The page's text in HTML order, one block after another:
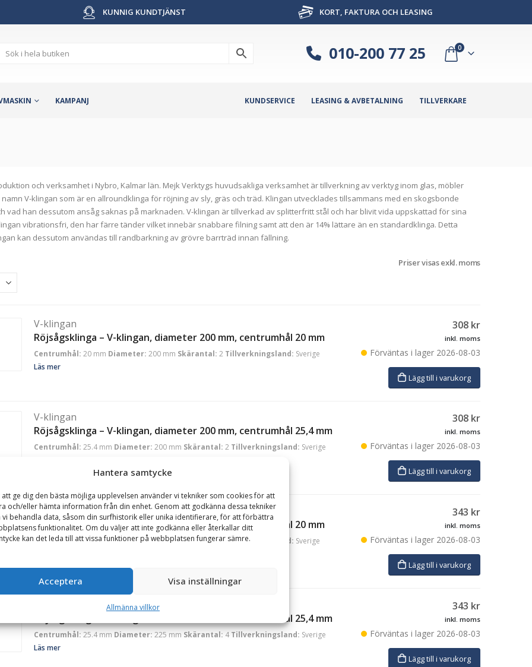
Hantera samtycke
att ge dig den bästa möjliga upplevelsen använder vi tekniker som cookies för att
och/eller hämta information från din enhet. Genom att godkänna dessa tekniker
vi behandla data, såsom din surfhistorik eller unika identifierare, för att förbättra
funktionalitet. Om du väljer att inte godkänna eller återkallar ditt
kan det leda till att vissa funktioner på webbplatsen fungerar sämre.
Acceptera Visa inställningar
Allmänna villkor
KUNNIG KUNDTJÄNST KORT, FAKTURA OCH LEASING
010-200 77 25 0
KAMPANJ KUNDSERVICE LEASING & AVBETALNING TILLVERKARE
och verksamhet i Nybro, Kalmar län. Mejk Verktygs huvudsakliga verksamhet är tillverkning av verktyg inom glas, möbler
V-klingan som är en allroundklinga för röjning av sly, gräs och träd. Klingan utvecklades tillsammans med en skogsbonde
vad han dessutom ansåg saknas på marknaden. V-klingan är tillverkad av splitterfritt stål och har blivit vida uppskattad för sina
vibrationsfri, den har färre tänder vilket innebär snabbare filning samt att den är 14% lättare än en standardklinga. Detta
kan dessutom användas till randbarkning av grövre barrträd innan fällning.
Priser visas exkl. moms
V-klingan
Röjsågsklinga – V-klingan, diameter 200 mm, centrumhål 20 mm
Centrumhål: 20 mm Diameter: 200 mm Skärantal: 2 Tillverkningsland: Sverige
Läs mer
308 kr
inkl. moms
Förväntas i lager 2026-08-03
Lägg till i varukorg
V-klingan
Röjsågsklinga – V-klingan, diameter 200 mm, centrumhål 25,4 mm
Centrumhål: 25.4 mm Diameter: 200 mm Skärantal: 2 Tillverkningsland: Sverige
308 kr
inkl. moms
Förväntas i lager 2026-08-03
Lägg till i varukorg
V-klingan
Röjsågsklinga – V-klingan, diameter 225 mm, centrumhål 20 mm
Centrumhål:20 mmDiameter:225 mmSkärantal:4 Tillverkningsland: Sverige
343 kr
inkl. moms
Förväntas i lager 2026-08-03
Lägg till i varukorg
Röjsågsklinga – V-klingan, diameter 225 mm, centrumhål 25,4 mm
Centrumhål: 25.4 mm Diameter: 225 mm Skärantal: 4 Tillverkningsland: Sverige
Läs mer
343 kr
inkl. moms
Förväntas i lager 2026-08-03
Lägg till i varukorg